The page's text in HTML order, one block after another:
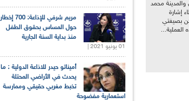
محمد
إشارة
عن 28 ألف مسكن بصيغتي
العملية...
مريم شرفي للإذاعة: 700 إخطار
حول المساس بحقوق الطفل
منذ بداية السنة الجارية
01 يونيو 2021 |
أميناتو حيدر للاذاعة الدولية : ما
يحدث في الأراضي المحتلة
تخبط مغربي حقيقي وممارسة
استعمارية مفضوحة